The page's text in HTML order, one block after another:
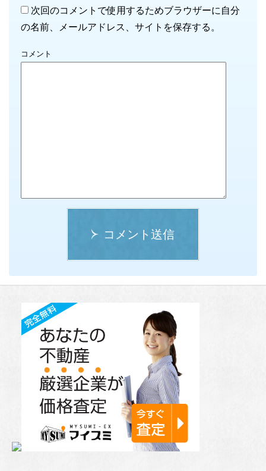
次回のコメントで使用するためブラウザーに自分
の名前、メールアドレス、サイトを保存する。
コメント
コメント送信